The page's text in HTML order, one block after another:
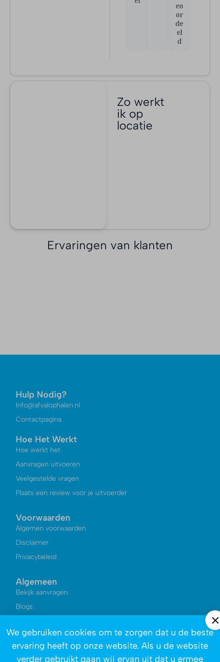
eo
or
de
el
d
Zo werkt
ik op
locatie
Ervaringen van klanten
Hulp Nodig?
Info@afvalophalen.nl
Contactpagina
Hoe Het Werkt
Hoe werkt het
Aanvragen uitvoeren
Veelgestelde vragen
Plaats een review voor je uitvoerder
Voorwaarden
Algemen voorwaarden
Disclaimer
Privacybeleid
Algemeen
Bekijk aanvragen
Blogs
Reviews
Over ons
We gebruiken cookies om te zorgen dat u de beste
ervaring heeft op onze website. Als u de website
verder gebruikt gaan wij ervan uit dat u ermee